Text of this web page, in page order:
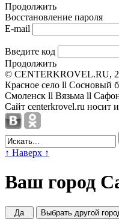
Продолжить
Восстановление пароля
E-mail
Введите код
Продолжить
© CENTERKROVEL.RU,
Красное село ll
Смоленск ll Вязьма ll
Сайт centerkrovel.ru носит
↑ Наверх ↑
Ваш город
Да Выбрать другой